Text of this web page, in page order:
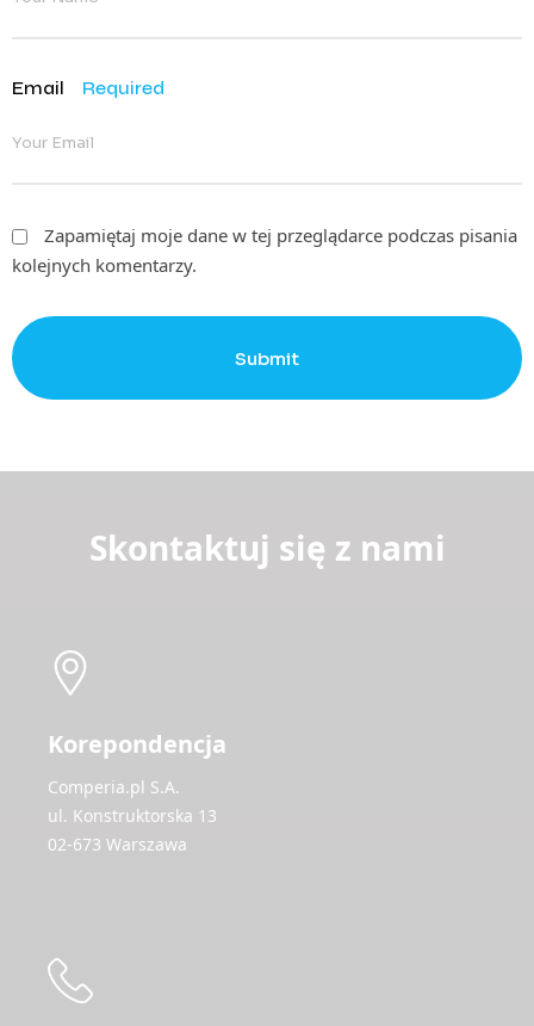
Email Required
Zapamiętaj moje dane w tej przeglądarce podczas pisania
kolejnych komentarzy.
Submit
Skontaktuj się z nami
Korepondencja
Comperia.pl S.A.
ul. Konstruktorska 13
02-673 Warszawa